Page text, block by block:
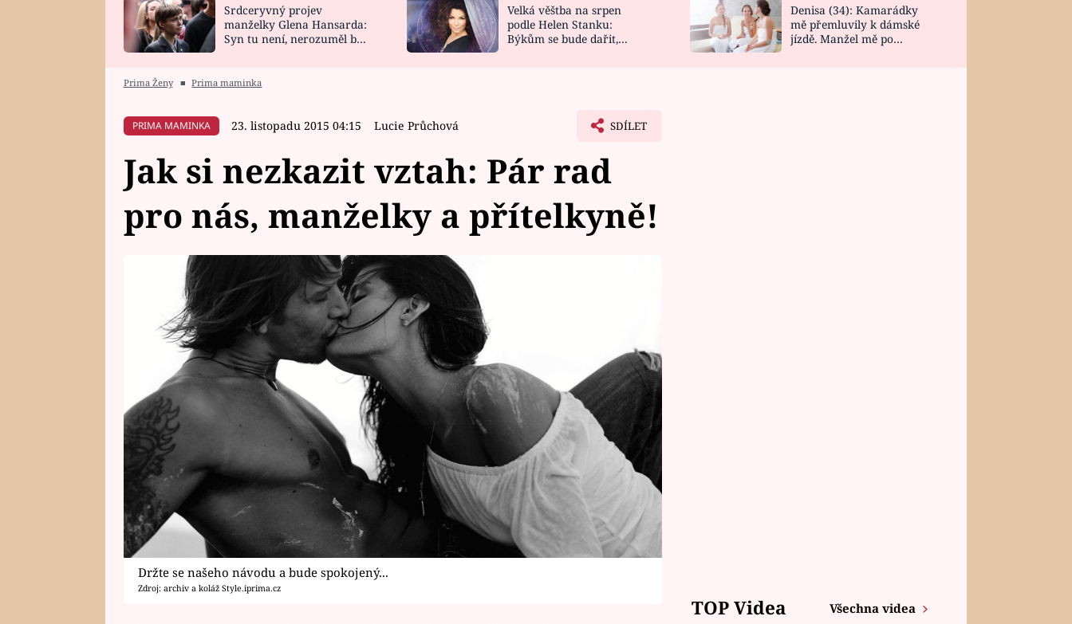
HOROSKOP NA
CELEBRITY
VAŘENÍ
NOVINKY
VIDEORECEPTY
DESIGN
Srdceryvný projev
manželky Glena Hansarda:
Syn tu není, nerozuměl by
Velká věštba na srpen
podle Helen Stanku:
Býkům se bude dařit,
Denisa (34): Kamarádky
mě přemluvily k dámské
jízdě. Manžel mě po
Prima Ženy ■ Prima maminka
PRIMA MAMINKA 23. listopadu 2015 04:15 Lucie Průchová SDÍLET
Jak si nezkazit vztah: Pár rad
pro nás, manželky a přítelkyně!
Držte se našeho návodu a bude spokojený...
Zdroj: archiv a koláž Style.iprima.cz
TOP Videa Všechna videa